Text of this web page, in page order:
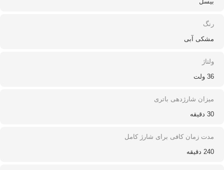
رنگ
مشکی آبی
ولتاژ
36 ولت
میزان شارژدهی باتری
30 دقیقه
مدت زمان کافی برای شارژ کامل
240 دقیقه